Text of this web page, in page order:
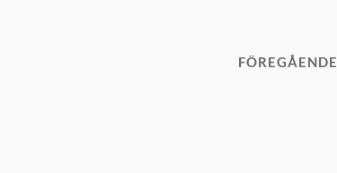
FÖREGÅENDE